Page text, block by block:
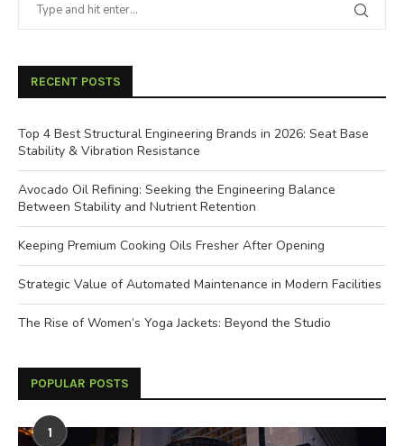
RECENT POSTS
Top 4 Best Structural Engineering Brands in 2026: Seat Base
Stability & Vibration Resistance
Avocado Oil Refining: Seeking the Engineering Balance
Between Stability and Nutrient Retention
Keeping Premium Cooking Oils Fresher After Opening
Strategic Value of Automated Maintenance in Modern Facilities
The Rise of Women’s Yoga Jackets: Beyond the Studio
POPULAR POSTS
1